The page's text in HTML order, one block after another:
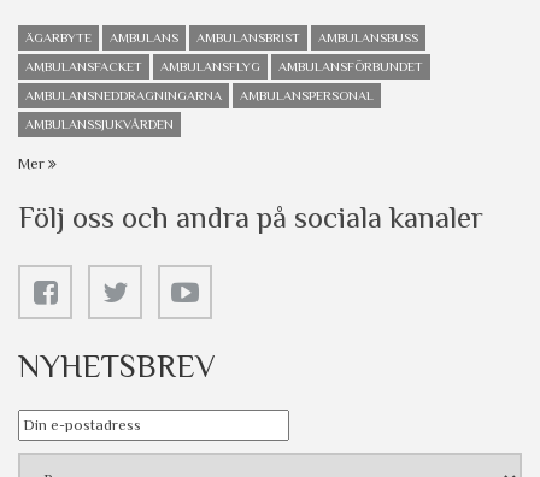
ÄGARBYTE AMBULANS AMBULANSBRIST
AMBULANSBUSS
AMBULANSFACKET
AMBULANSFLYG
AMBULANSFÖRBUNDET
AMBULANSNEDDRAGNINGARNA
AMBULANSPERSONAL
AMBULANSSJUKVÅRDEN
Mer
Följ oss och andra på sociala kanaler
NYHETSBREV